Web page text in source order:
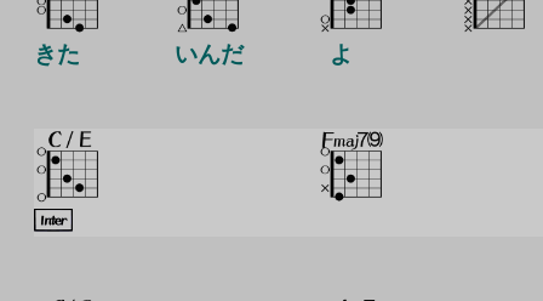
きた いんだ よ